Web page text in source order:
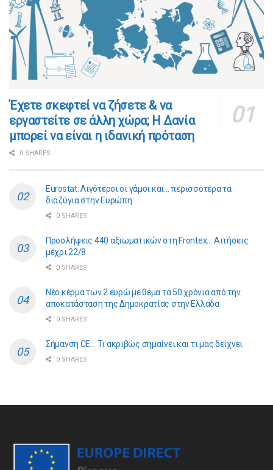
​​Έχετε σκεφτεί να ζήσετε & να
εργαστείτε σε άλλη χώρα; Η Δανία
μπορεί να είναι η ιδανική πρόταση
0 SHARES
Eurostat: Λιγότεροι οι γάμοι και… περισσότερα τα
διαζύγια στην Ευρώπη
0 SHARES
Προσλήψεις 440 αξιωματικών στη Frontex… Αιτήσεις
μέχρι 22/8
0 SHARES
Νέο κέρμα των 2 ευρώ με θέμα τα 50 χρόνια από την
αποκατάσταση της Δημοκρατίας στην Ελλάδα
0 SHARES
Σήμανση CE… Τι ακριβώς σημαίνει και τι μας δείχνει
0 SHARES